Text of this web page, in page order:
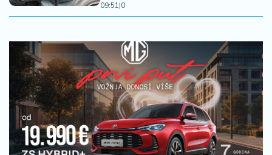
09:51|0